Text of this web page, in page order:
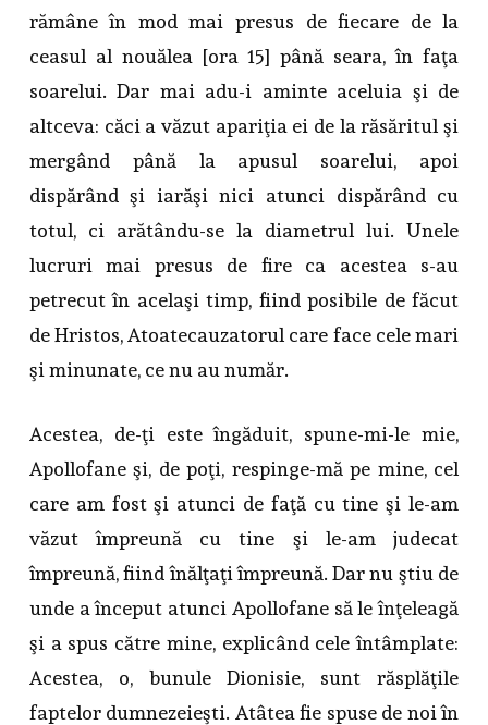
rămâne în mod mai presus de fiecare de la
ceasul al nouălea [ora 15] până seara, în faţa
soarelui. Dar mai adu-i aminte aceluia şi de
altceva: căci a văzut apariţia ei de la răsăritul şi
mergând până la apusul soarelui, apoi
dispărând şi iarăşi nici atunci dispărând cu
totul, ci arătându-se la diametrul lui. Unele
lucruri mai presus de fire ca acestea s-au
petrecut în acelaşi timp, fiind posibile de făcut
de Hristos, Atoatecauzatorul care face cele mari
şi minunate, ce nu au număr.
Acestea, de-ţi este îngăduit, spune-mi-le mie,
Apollofane şi, de poţi, respinge-mă pe mine, cel
care am fost şi atunci de faţă cu tine şi le-am
văzut împreună cu tine şi le-am judecat
împreună, fiind înălţaţi împreună. Dar nu ştiu de
unde a început atunci Apollofane să le înţeleagă
şi a spus către mine, explicând cele întâmplate:
Acestea, o, bunule Dionisie, sunt răsplăţile
faptelor dumnezeieşti. Atâtea fie spuse de noi în